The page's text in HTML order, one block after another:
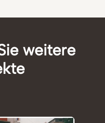
weitere